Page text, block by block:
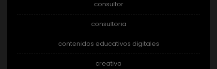
consultor
consultoria
contenidos educativos digitales
creativa